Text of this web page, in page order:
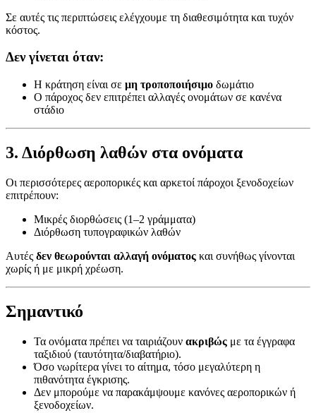
Σε αυτές τις περιπτώσεις ελέγχουμε τη διαθεσιμότητα και τυχόν
κόστος.
Δεν γίνεται όταν:
Η κράτηση είναι σε μη τροποποιήσιμο δωμάτιο
Ο πάροχος δεν επιτρέπει αλλαγές ονομάτων σε κανένα
στάδιο
3. Διόρθωση λαθών στα ονόματα
Οι περισσότερες αεροπορικές και αρκετοί πάροχοι ξενοδοχείων
επιτρέπουν:
Μικρές διορθώσεις (1–2 γράμματα)
Διόρθωση τυπογραφικών λαθών
Αυτές δεν θεωρούνται αλλαγή ονόματος και συνήθως γίνονται
χωρίς ή με μικρή χρέωση.
Σημαντικό
Τα ονόματα πρέπει να ταιριάζουν ακριβώς με τα έγγραφα
ταξιδιού (ταυτότητα/διαβατήριο).
Όσο νωρίτερα γίνει το αίτημα, τόσο μεγαλύτερη η
πιθανότητα έγκρισης.
Δεν μπορούμε να παρακάμψουμε κανόνες αεροπορικών ή
ξενοδοχείων.